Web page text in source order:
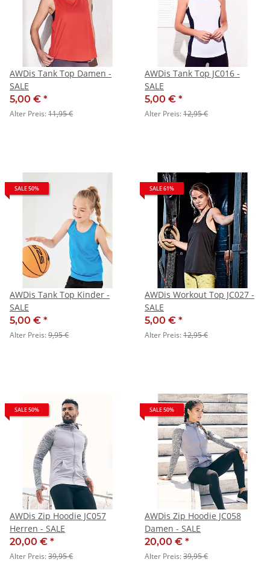
AWDis Tank Top Damen -
SALE
5,00 € *
Alter Preis:11,95 €
AWDis Tank Top JC016 -
SALE
5,00 € *
Alter Preis:12,95 €
SALE 50%
AWDis Tank Top Kinder -
SALE
5,00 € *
Alter Preis:9,95 €
SALE 61%
AWDis Workout Top JC027 -
SALE
5,00 € *
Alter Preis:12,95 €
SALE 50%
AWDis Zip Hoodie JC057
Herren - SALE
20,00 € *
Alter Preis:39,95 €
SALE 50%
AWDis Zip Hoodie JC058
Damen - SALE
20,00 € *
Alter Preis:39,95 €